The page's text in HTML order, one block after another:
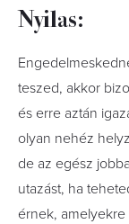
Nyilas:
teszed, akkor
és erre aztán
olyan nehéz
de az egész
utazást, ha
érnek,